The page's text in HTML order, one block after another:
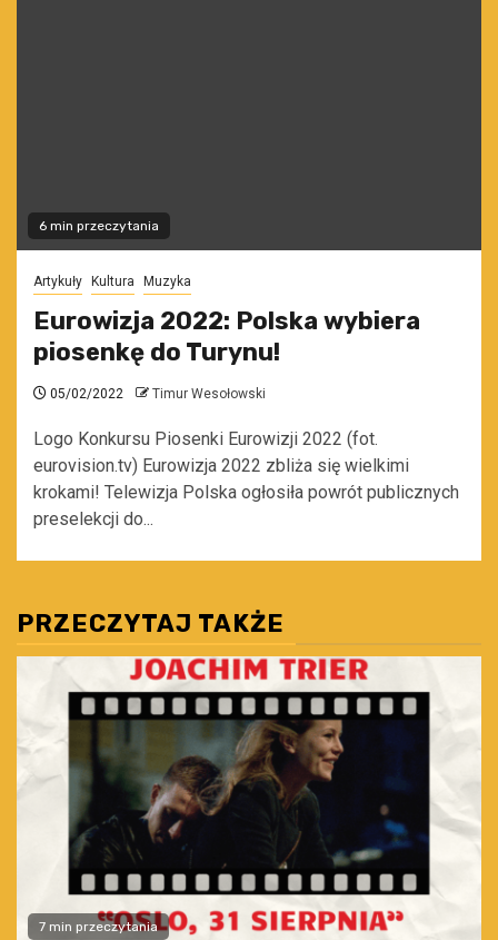
6 min przeczytania
Artykuły Kultura Muzyka
Eurowizja 2022: Polska wybiera
piosenkę do Turynu!
05/02/2022 Timur Wesołowski
Logo Konkursu Piosenki Eurowizji 2022 (fot.
eurovision.tv) Eurowizja 2022 zbliża się wielkimi
krokami! Telewizja Polska ogłosiła powrót publicznych
preselekcji do...
PRZECZYTAJ TAKŻE
7 min przeczytania